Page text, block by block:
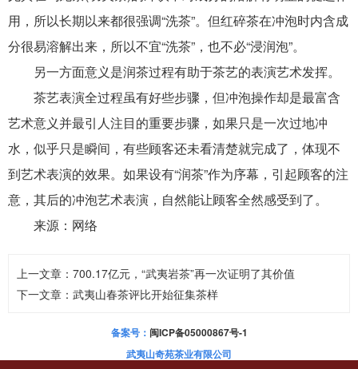
用，所以长期以来都很强调“洗茶”。但红碎茶在冲泡时内含成
分很易溶解出来，所以不宜“洗茶”，也不必“浸润泡”。
另一方面意义是润茶过程有助于茶艺的表演艺术发挥。
茶艺表演全过程虽有好些步骤，但冲泡操作却是最富含
艺术意义并最引人注目的重要步骤，如果只是一次过地冲
水，似乎只是瞬间，有些顾客还未看清楚就完成了，体现不
到艺术表演的效果。如果设有“润茶”作为序幕，引起顾客的注
意，其后的冲泡艺术表演，自然能让顾客全然感受到了。
来源：网络
上一文章： 700.17亿元，“武夷岩茶”再一次证明了其价值
下一文章： 武夷山春茶评比开始征集茶样
备案号： 闽ICP备05000867号-1
武夷山奇苑茶业有限公司